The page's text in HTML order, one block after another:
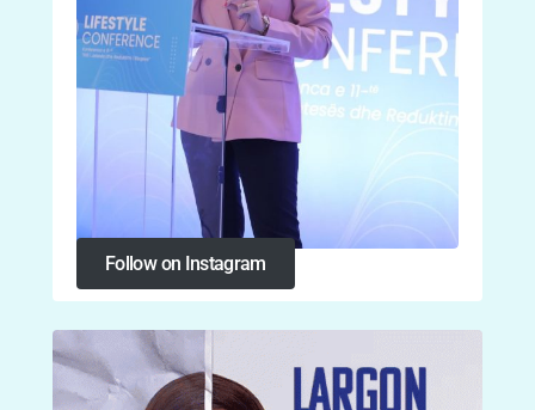
Follow on Instagram
Follow on Instagram